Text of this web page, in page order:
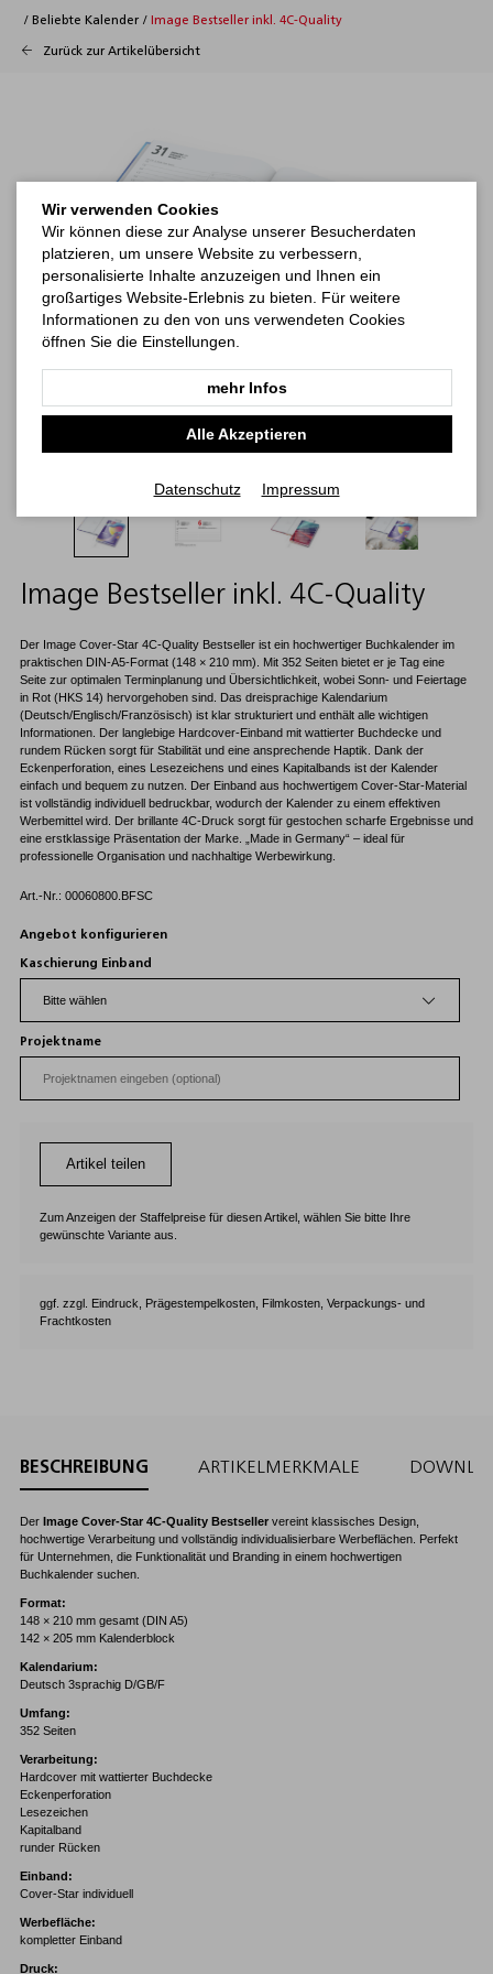
/ Beliebte Kalender / Image Bestseller inkl. 4C-Quality
Zurück zur Artikelübersicht
Image Bestseller inkl. 4C-Quality
Der Image Cover-Star 4C-Quality Bestseller ist ein hochwertiger Buchkalender im
praktischen DIN-A5-Format (148 × 210 mm). Mit 352 Seiten bietet er je Tag eine
Seite zur optimalen Terminplanung und Übersichtlichkeit, wobei Sonn- und Feiertage
in Rot (HKS 14) hervorgehoben sind. Das dreisprachige Kalendarium
(Deutsch/Englisch/Französisch) ist klar strukturiert und enthält alle wichtigen
Informationen. Der langlebige Hardcover-Einband mit wattierter Buchdecke und
rundem Rücken sorgt für Stabilität und eine ansprechende Haptik. Dank der
Eckenperforation, eines Lesezeichens und eines Kapitalbands ist der Kalender
einfach und bequem zu nutzen. Der Einband aus hochwertigem Cover-Star-Material
ist vollständig individuell bedruckbar, wodurch der Kalender zu einem effektiven
Werbemittel wird. Der brillante 4C-Druck sorgt für gestochen scharfe Ergebnisse und
eine erstklassige Präsentation der Marke. „Made in Germany“ – ideal für
professionelle Organisation und nachhaltige Werbewirkung.
Art.-Nr.: 00060800.BFSC
Angebot konfigurieren
Kaschierung Einband
Projektname
Artikel teilen
Zum Anzeigen der Staffelpreise für diesen Artikel, wählen Sie bitte Ihre
gewünschte Variante aus.
ggf. zzgl. Eindruck, Prägestempelkosten, Filmkosten, Verpackungs- und
Frachtkosten
BESCHREIBUNG ARTIKELMERKMALE
Der Image Cover-Star 4C-Quality Bestseller vereint klassisches Design,
hochwertige Verarbeitung und vollständig individualisierbare Werbeflächen. Perfekt
für Unternehmen, die Funktionalität und Branding in einem hochwertigen
Buchkalender suchen.
Format:
148 × 210 mm gesamt (DIN A5)
142 × 205 mm Kalenderblock
Kalendarium:
Deutsch 3sprachig D/GB/F
Umfang:
352 Seiten
Verarbeitung:
Hardcover mit wattierter Buchdecke
Eckenperforation
Lesezeichen
Kapitalband
runder Rücken
Einband:
Cover-Star individuell
Werbefläche:
kompletter Einband
Druck:
Wir verwenden Cookies
Wir können diese zur Analyse unserer Besucherdaten
platzieren, um unsere Website zu verbessern,
personalisierte Inhalte anzuzeigen und Ihnen ein
großartiges Website-Erlebnis zu bieten. Für weitere
Informationen zu den von uns verwendeten Cookies
öffnen Sie die Einstellungen.
mehr Infos
Alle Akzeptieren
Datenschutz Impressum